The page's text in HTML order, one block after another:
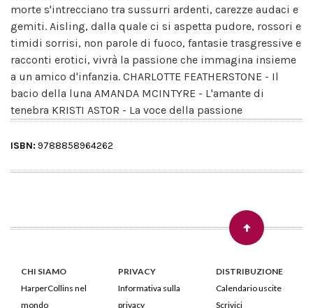
morte s'intrecciano tra sussurri ardenti, carezze audaci e
gemiti. Aisling, dalla quale ci si aspetta pudore, rossori e
timidi sorrisi, non parole di fuoco, fantasie trasgressive e
racconti erotici, vivrà la passione che immagina insieme
a un amico d'infanzia. CHARLOTTE FEATHERSTONE - Il
bacio della luna AMANDA MCINTYRE - L'amante di
tenebra KRISTI ASTOR - La voce della passione
ISBN: 9788858964262
CHI SIAMO
HarperCollins nel
mondo
PRIVACY
Informativa sulla
privacy
DISTRIBUZIONE
Calendario uscite
Scrivici